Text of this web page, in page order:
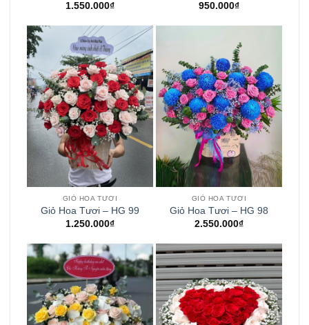
1.550.000₫
950.000₫
GIỎ HOA TƯƠI
Giỏ Hoa Tươi – HG 99
1.250.000₫
GIỎ HOA TƯƠI
Giỏ Hoa Tươi – HG 98
2.550.000₫